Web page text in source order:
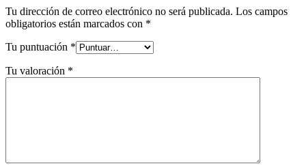
Tu dirección de correo electrónico no será publicada. Los campos
obligatorios están marcados con *
Tu puntuación *
Tu valoración *